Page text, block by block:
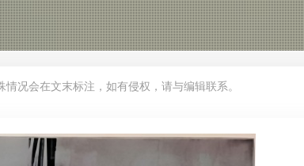
况会在文末标注，如有侵权，请与编辑联系。